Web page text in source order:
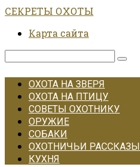
Перейти
контенту
СЕКРЕТЫ ОХОТЫ
Карта сайта
Поиск:
ОХОТА НА ЗВЕРЯ
ОХОТА НА ПТИЦУ
СОВЕТЫ ОХОТНИКУ
ОРУЖИЕ
СОБАКИ
ОХОТНИЧЬИ РАССКАЗЫ
КУХНЯ